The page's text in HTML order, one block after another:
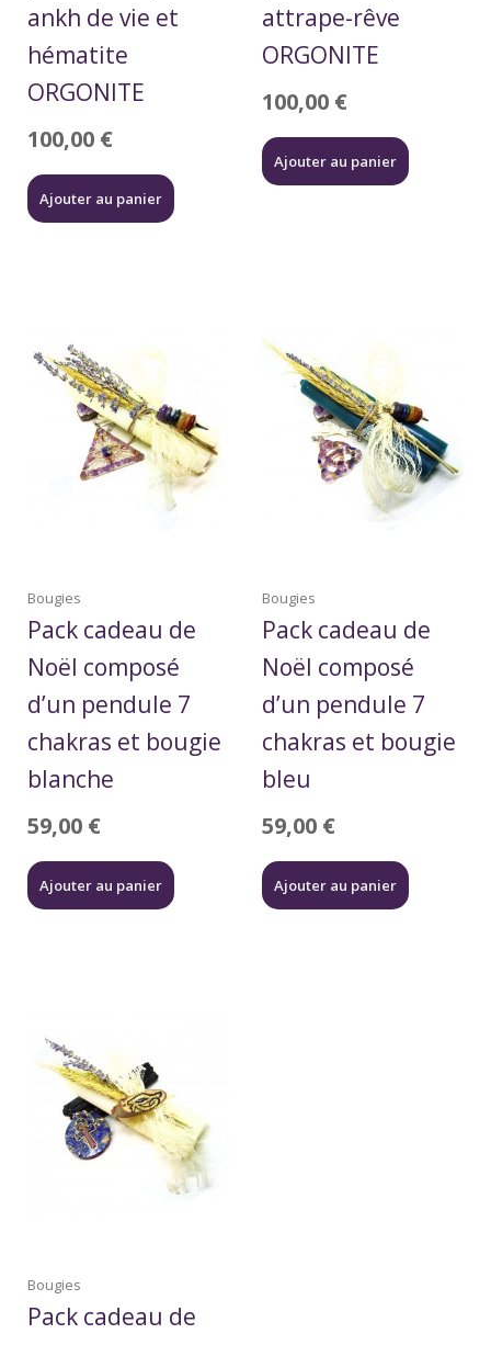
ankh de vie et
hématite
ORGONITE
100,00 €
Ajouter au panier
attrape-rêve
ORGONITE
100,00 €
Ajouter au panier
Bougies
Pack cadeau de
Noël composé
d’un pendule 7
chakras et bougie
blanche
59,00 €
Ajouter au panier
Bougies
Pack cadeau de
Noël composé
d’un pendule 7
chakras et bougie
bleu
59,00 €
Ajouter au panier
Bougies
Pack cadeau de